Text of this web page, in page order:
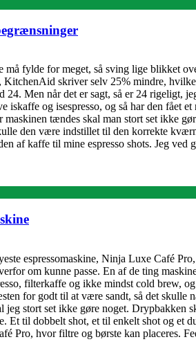
fylde for meget, så sving lige blikket
skriver selv 25% mindre,
Men når det er sagt, så er 24 rigeligt,
iskaffe og isespresso, og så har den
tændes skal man stort set ikke
den være indstillet til den korrekte
af kaffe til mine espresso shots. Jeg
espressomaskine, Ninja Luxe Café
om kunne passe. En af de ting
filterkaffe og ikke mindst cold brew,
for godt til at være sandt, så det
stort set ikke gøre noget. Drypbakken
Et til dobbelt shot, et til enkelt shot og
Pro, hvor filtre og børste kan placeres.